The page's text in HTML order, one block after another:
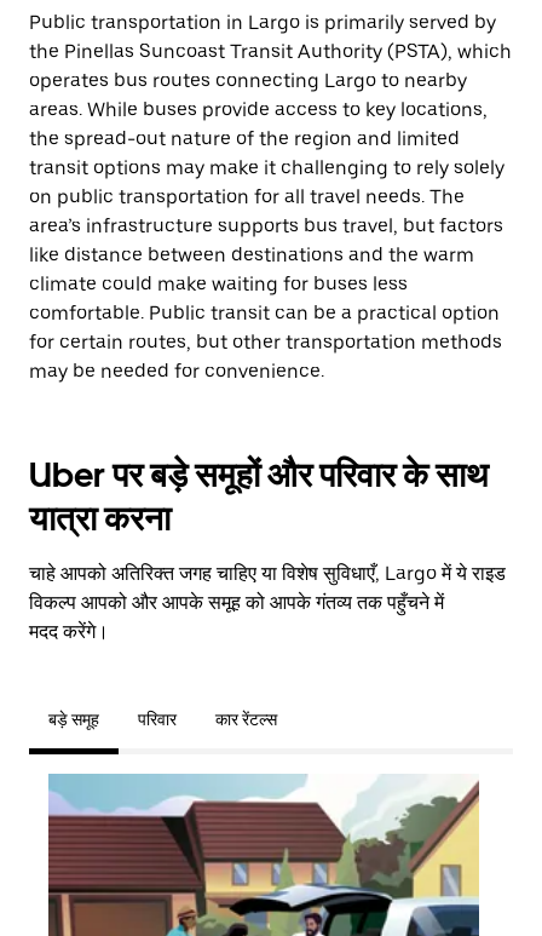
Public transportation in Largo is primarily served by
the Pinellas Suncoast Transit Authority (PSTA), which
operates bus routes connecting Largo to nearby
areas. While buses provide access to key locations,
the spread-out nature of the region and limited
transit options may make it challenging to rely solely
on public transportation for all travel needs. The
area’s infrastructure supports bus travel, but factors
like distance between destinations and the warm
climate could make waiting for buses less
comfortable. Public transit can be a practical option
for certain routes, but other transportation methods
may be needed for convenience.
Uber पर बड़े समूहों और परिवार के साथ
यात्रा करना
चाहे आपको अतिरिक्त जगह चाहिए या विशेष सुविधाएँ, Largo में ये राइड
विकल्प आपको और आपके समूह को आपके गंतव्य तक पहुँचने में
मदद करेंगे।
बड़े समूह परिवार कार रेंटल्स